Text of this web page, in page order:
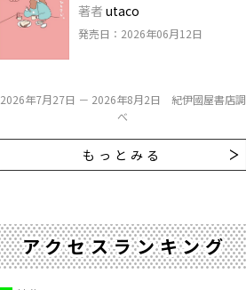
著者 utaco
発売日：2026年06月12日
2026年7月27日 － 2026年8月2日 紀伊國屋書店調
べ
もっとみる
アクセスランキング